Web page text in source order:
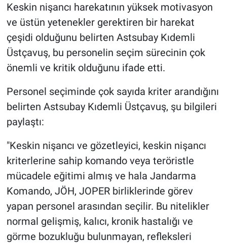
Keskin nişancı harekatının yüksek motivasyon
ve üstün yetenekler gerektiren bir harekat
çeşidi olduğunu belirten Astsubay Kıdemli
Üstçavuş, bu personelin seçim sürecinin çok
önemli ve kritik olduğunu ifade etti.
Personel seçiminde çok sayıda kriter arandığını
belirten Astsubay Kıdemli Üstçavuş, şu bilgileri
paylaştı:
"Keskin nişancı ve gözetleyici, keskin nişancı
kriterlerine sahip komando veya teröristle
mücadele eğitimi almış ve hala Jandarma
Komando, JÖH, JOPER birliklerinde görev
yapan personel arasından seçilir. Bu nitelikler
normal gelişmiş, kalıcı, kronik hastalığı ve
görme bozukluğu bulunmayan, refleksleri